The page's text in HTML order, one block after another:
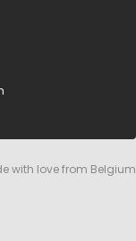
with love from Belgium